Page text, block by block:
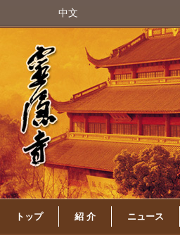
中文
トップ 紹 介 ニュース